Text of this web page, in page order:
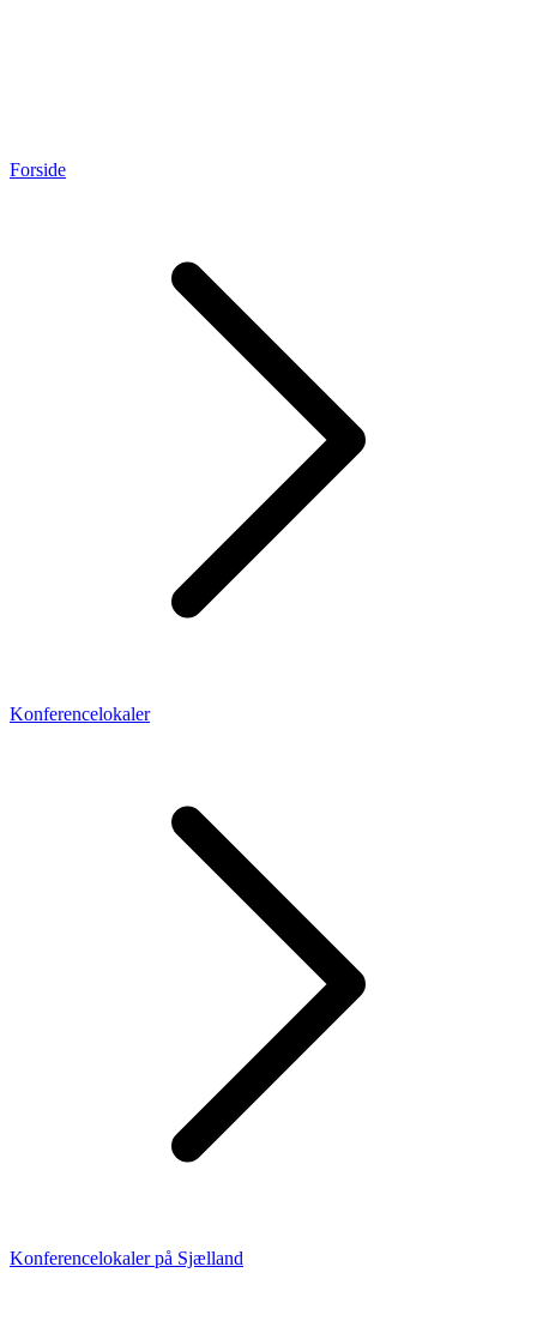
Forside
Konferencelokaler
Konferencelokaler på Sjælland